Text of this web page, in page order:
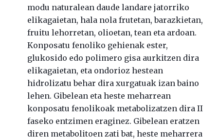
modu naturalean daude landare jatorriko
elikagaietan, hala nola frutetan, barazkietan,
fruitu lehorretan, olioetan, tean eta ardoan.
Konposatu fenoliko gehienak ester,
glukosido edo polimero gisa aurkitzen dira
elikagaietan, eta ondorioz hestean
hidrolizatu behar dira xurgatuak izan baino
lehen. Gibelean eta heste meharrean
konposatu fenolikoak metabolizatzen dira II
faseko entzimen eraginez. Gibelean eratzen
diren metabolitoen zati bat, heste meharrera